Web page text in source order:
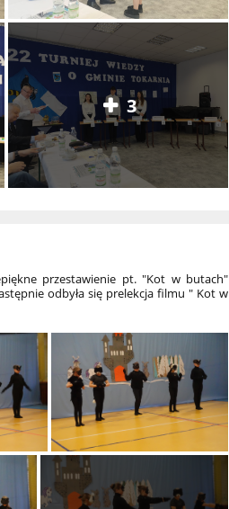
3
przestawienie pt. "Kot w butach"
odbyła się prelekcja filmu " Kot w